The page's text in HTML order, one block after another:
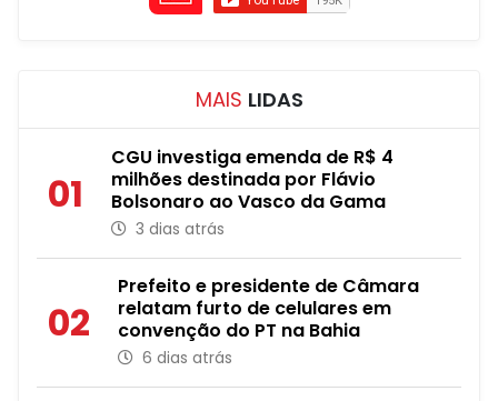
MAIS LIDAS
01
CGU investiga emenda de R$ 4
milhões destinada por Flávio
Bolsonaro ao Vasco da Gama
3 dias atrás
02
Prefeito e presidente de Câmara
relatam furto de celulares em
convenção do PT na Bahia
6 dias atrás